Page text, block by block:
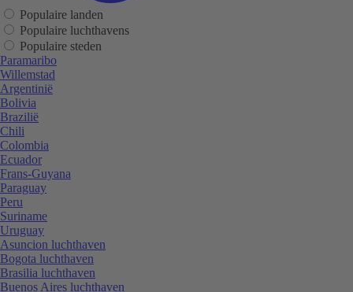
Populaire landen
Populaire luchthavens
Populaire steden
Paramaribo
Willemstad
Argentinië
Bolivia
Brazilië
Chili
Colombia
Ecuador
Frans-Guyana
Paraguay
Peru
Suriname
Uruguay
Asuncion luchthaven
Bogota luchthaven
Brasilia luchthaven
Buenos Aires luchthaven